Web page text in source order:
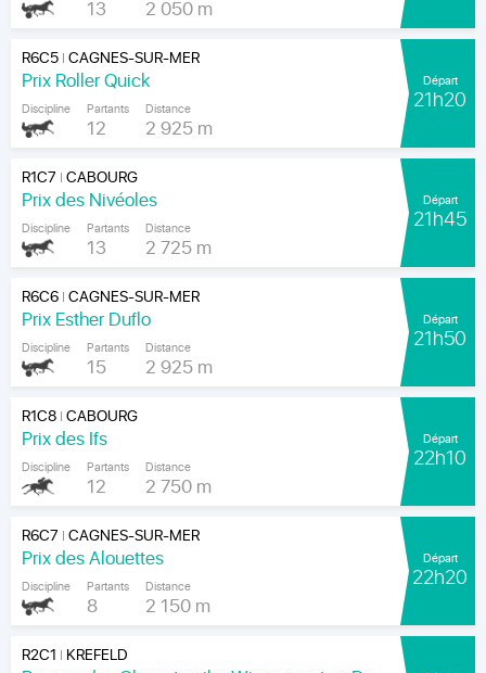
13 2 050 m
R6C5|CAGNES-SUR-MER
Prix Roller Quick
Discipline Partants
12
Distance
2 925 m
Départ
21h20
R1C7 |CABOURG
Prix des Nivéoles
Discipline Partants
13
Distance
2 725 m
Départ
21h45
R6C6|CAGNES-SUR-MER
Prix Esther Duflo
Discipline Partants
15
Distance
2 925 m
Départ
21h50
R1C8|CABOURG
Prix des Ifs
Discipline Partants
12
Distance
2 750 m
Départ
22h10
R6C7 |CAGNES-SUR-MER
Prix des Alouettes
Discipline Partants
8
Distance
2 150 m
Départ
22h20
R2C1 | KREFELD